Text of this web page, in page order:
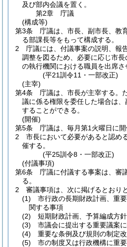
及び部内会議を置く。
第2章
庁議
(構成等)
第3条
庁議は、市長、副市長、教
る部課長等をもって構成する。
2
庁議には、付議事案の説明、報
調整を図るため、必要に応じ市
の執行機関における職員を出席さ
(平21訓令11・一部改正)
(主宰)
第4条
庁議は、市長が主宰する。
議に係る権限を委任した場合は
することができる。
(開催)
第5条
庁議は、毎月第1火曜日に
2
市長において必要があると認め
催する。
(平25訓令8・一部改正)
(付議事項)
第6条
庁議に付議する事案は、審
る。
2
審議事項は、次に掲げるとおり
(1)
市行政の長期財政計画、重
関する事項
(2)
短期財政計画、予算編成方
(3)
市議会に提出する重要議案
(4)
重要な条例及び規則の制定
(5)
市の制度又は行政機構に重